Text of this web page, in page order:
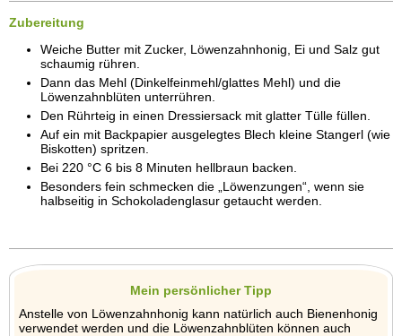
Zubereitung
Weiche Butter mit Zucker, Löwenzahnhonig, Ei und Salz gut
schaumig rühren.
Dann das Mehl (Dinkelfeinmehl/glattes Mehl) und die
Löwenzahnblüten unterrühren.
Den Rührteig in einen Dressiersack mit glatter Tülle füllen.
Auf ein mit Backpapier ausgelegtes Blech kleine Stangerl (wie
Biskotten) spritzen.
Bei 220 °C 6 bis 8 Minuten hellbraun backen.
Besonders fein schmecken die „Löwenzungen“, wenn sie
halbseitig in Schokoladenglasur getaucht werden.
Mein persönlicher Tipp
Anstelle von Löwenzahnhonig kann natürlich auch Bienenhonig
verwendet werden und die Löwenzahnblüten können auch